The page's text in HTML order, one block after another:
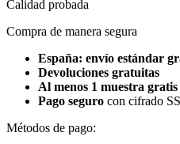
Calidad probada
Compra de manera segura
España: envío estándar
Devoluciones gratuitas
Al menos 1 muestra gratis
Pago seguro con cifrado
Métodos de pago: